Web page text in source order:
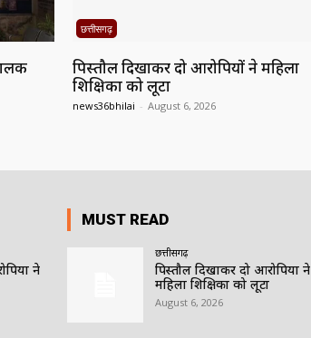
छत्तीसगढ़
पिस्तौल दिखाकर दो आरोपियों ने महिला
शिक्षिका को लूटा
news36bhilai - August 6, 2026
ने
MUST READ
छत्तीसगढ़
पिस्तौल दिखाकर दो आरोपियों ने
महिला शिक्षिका को लूटा
August 6, 2026